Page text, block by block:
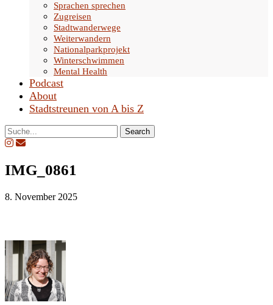
Sprachen sprechen
Zugreisen
Stadtwanderwege
Weiterwandern
Nationalparkprojekt
Winterschwimmen
Mental Health
Podcast
About
Stadtstreunen von A bis Z
Search
IMG_0861
8. November 2025